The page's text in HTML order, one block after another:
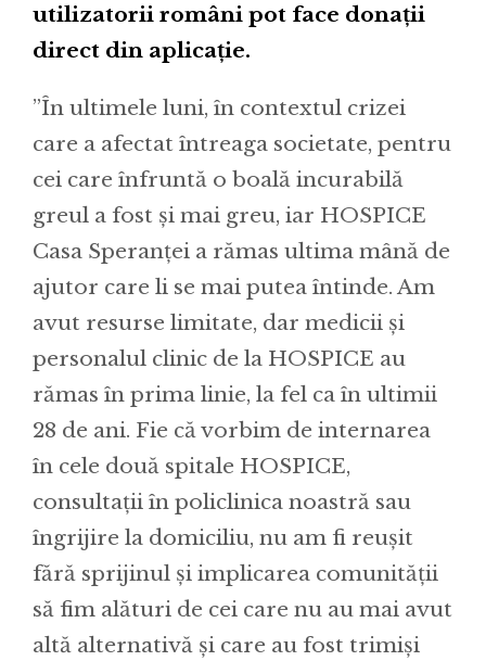
utilizatorii români pot face donații
direct din aplicație.
”În ultimele luni, în contextul crizei
care a afectat întreaga societate, pentru
cei care înfruntă o boală incurabilă
greul a fost și mai greu, iar HOSPICE
Casa Speranței a rămas ultima mână de
ajutor care li se mai putea întinde. Am
avut resurse limitate, dar medicii și
personalul clinic de la HOSPICE au
rămas în prima linie, la fel ca în ultimii
28 de ani. Fie că vorbim de internarea
în cele două spitale HOSPICE,
consultații în policlinica noastră sau
îngrijire la domiciliu, nu am fi reușit
fără sprijinul și implicarea comunității
să fim alături de cei care nu au mai avut
altă alternativă și care au fost trimiși